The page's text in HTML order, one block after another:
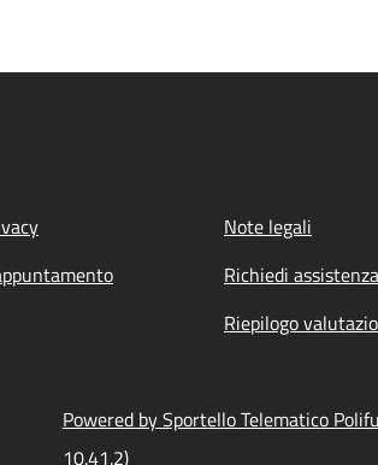
Note legali
Richiedi assistenza
Riepilogo
Powered by Sportello Telematico
10.41.2)